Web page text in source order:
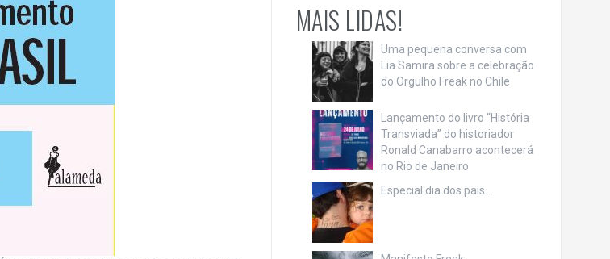
MAIS LIDAS!
Uma pequena conversa com
Lia Samira sobre a celebração
do Orgulho Freak no Chile
Lançamento do livro “História
Transviada” do historiador
Ronald Canabarro acontecerá
no Rio de Janeiro
Especial dia dos pais…